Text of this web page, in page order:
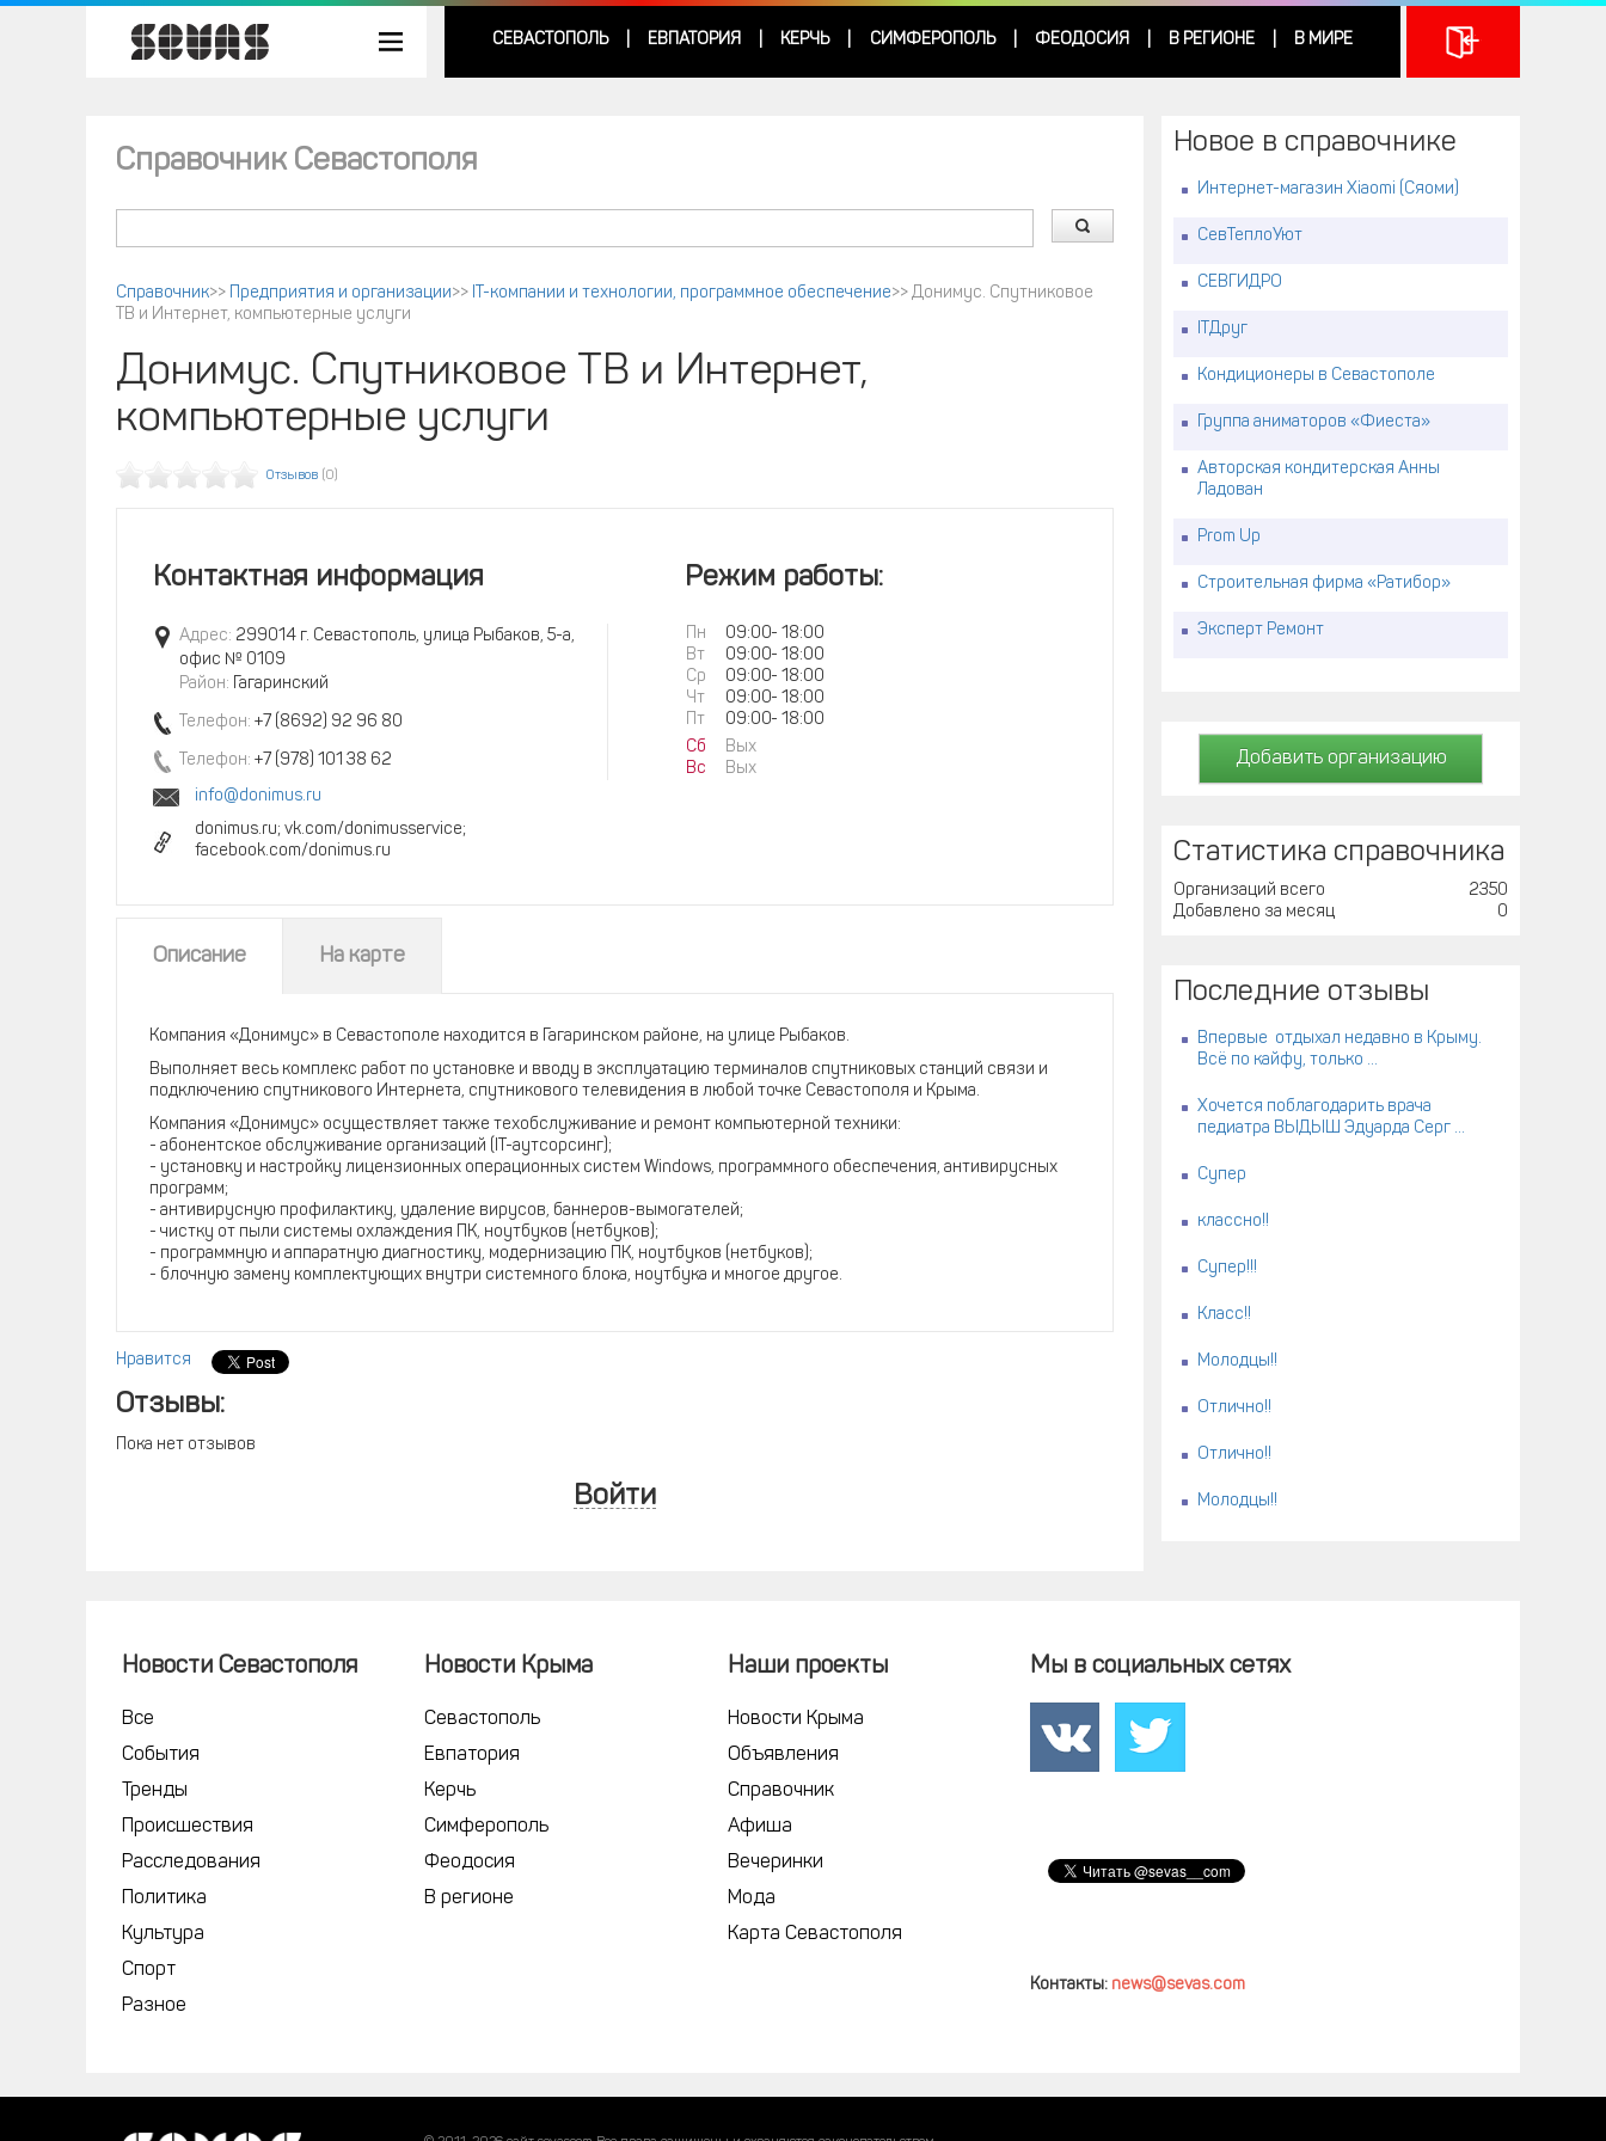
СЕВАСТОПОЛЬ ЕВПАТОРИЯ КЕРЧЬ СИМФЕРОПОЛЬ ФЕОДОСИЯ В РЕГИОНЕ В МИРЕ
Справочник Севастополя
Справочник>> Предприятия и организации>> IT-компании и технологии, программное обеспечение>> Донимус. Спутниковое
ТВ и Интернет, компьютерные услуги
Донимус. Спутниковое ТВ и Интернет,
компьютерные услуги
Отзывов (0)
Контактная информация
Адрес: 299014 г. Севастополь, улица Рыбаков, 5-а,
офис № 0109
Район: Гагаринский
Телефон: +7 (8692) 92 96 80
Телефон: +7 (978) 101 38 62
info@donimus.ru
donimus.ru; vk.com/donimusservice;
facebook.com/donimus.ru
Режим работы:
Пн 09:00- 18:00
Вт
09:00- 18:00
Ср
09:00- 18:00
Чт
09:00- 18:00
Пт
09:00- 18:00
Сб
Вых
Вс
Вых
Описание На карте
Компания «Донимус» в Севастополе находится в Гагаринском районе, на улице Рыбаков.
Выполняет весь комплекс работ по установке и вводу в эксплуатацию терминалов спутниковых станций связи и
подключению спутникового Интернета, спутникового телевидения в любой точке Севастополя и Крыма.
Компания «Донимус» осуществляет также техобслуживание и ремонт компьютерной техники:
- абонентское обслуживание организаций (IT-аутсорсинг);
- установку и настройку лицензионных операционных систем Windows, программного обеспечения, антивирусных
программ;
- антивирусную профилактику, удаление вирусов, баннеров-вымогателей;
- чистку от пыли системы охлаждения ПК, ноутбуков (нетбуков);
- программную и аппаратную диагностику, модернизацию ПК, ноутбуков (нетбуков);
- блочную замену комплектующих внутри системного блока, ноутбука и многое другое.
Нравится
Отзывы:
Пока нет отзывов
Войти
Новое в справочнике
Интернет-магазин Xiaomi (Сяоми)
СевТеплоУют
СЕВГИДРО
ITДруг
Кондиционеры в Севастополе
Группа аниматоров «Фиеста»
Авторская кондитерская Анны
Ладован
Prom Up
Строительная фирма «Ратибор»
Эксперт Ремонт
Добавить организацию
Статистика справочника
2350
Организаций всего
0
Добавлено за месяц
Последние отзывы
Впервые отдыхал недавно в Крыму.
Всё по кайфу, только ...
Хочется поблагодарить врача
педиатра ВЫДЫШ Эдуарда Серг ...
Супер
классно!!
Супер!!!
Класс!!
Молодцы!!
Отлично!!
Отлично!!
Молодцы!!
Новости Севастополя
Все
События
Тренды
Происшествия
Расследования
Политика
Культура
Спорт
Разное
Новости Крыма
Севастополь
Евпатория
Керчь
Симферополь
Феодосия
В регионе
Наши проекты
Новости Крыма
Объявления
Справочник
Афиша
Вечеринки
Мода
Карта Севастополя
Мы в социальных сетях
Контакты: news@sevas.com